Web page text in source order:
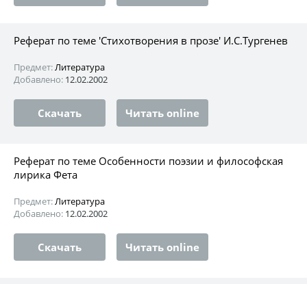
Реферат по теме 'Стихотворения в прозе' И.С.Тургенев
Предмет:Литература
Добавлено: 12.02.2002
Скачать Читать online
Реферат по теме Особенности поэзии и философская
лирика Фета
Предмет:Литература
Добавлено: 12.02.2002
Скачать Читать online